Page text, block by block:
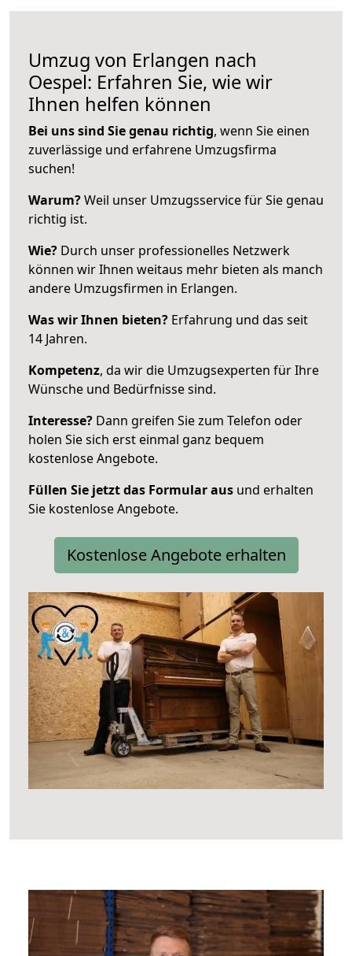
Umzug von Erlangen nach
Oespel: Erfahren Sie, wie wir
Ihnen helfen können
Bei uns sind Sie genau richtig, wenn Sie einen
zuverlässige und erfahrene Umzugsfirma
suchen!
Warum?Weil unser Umzugsservice für Sie genau
richtig ist.
Wie? Durch unser professionelles Netzwerk
können wir Ihnen weitaus mehr bieten als manch
andere Umzugsfirmen in Erlangen.
Was wir Ihnen bieten? Erfahrung und das seit
14 Jahren.
Kompetenz, da wir die Umzugsexperten für Ihre
Wünsche und Bedürfnisse sind.
Interesse? Dann greifen Sie zum Telefon oder
holen Sie sich erst einmal ganz bequem
kostenlose Angebote.
Füllen Sie jetzt das Formular aus und erhalten
Sie kostenlose Angebote.
Kostenlose Angebote erhalten